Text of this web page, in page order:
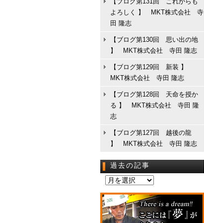
よろしく 】 MKT株式会社 寺
田 隆志
【ブログ第130回 思い出の地
】 MKT株式会社 寺田 隆志
【ブログ第129回 新装 】
MKT株式会社 寺田 隆志
【ブログ第128回 天命を授か
る 】 MKT株式会社 寺田 隆
志
【ブログ第127回 越後の龍
】 MKT株式会社 寺田 隆志
過去の記事
の
記